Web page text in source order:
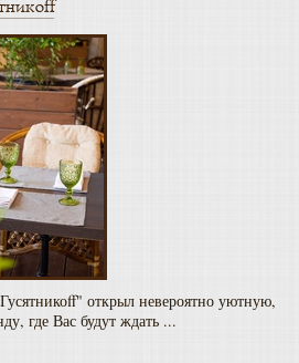
открыл невероятно уютную,
где Вас будут ждать ...